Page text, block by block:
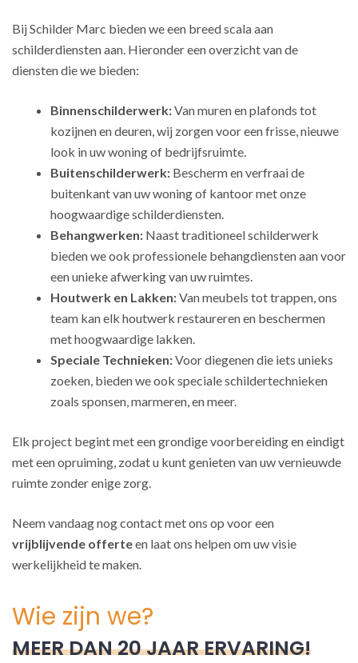
Bij Schilder Marc bieden we een breed scala aan
schilderdiensten aan. Hieronder een overzicht van de
diensten die we bieden:
Binnenschilderwerk:Van muren en plafonds tot
kozijnen en deuren, wij zorgen voor een frisse, nieuwe
look in uw woning of bedrijfsruimte.
Buitenschilderwerk: Bescherm en verfraai de
buitenkant van uw woning of kantoor met onze
hoogwaardige schilderdiensten.
Behangwerken: Naast traditioneel schilderwerk
bieden we ook professionele behangdiensten aan voor
een unieke afwerking van uw ruimtes.
Houtwerk en Lakken:Van meubels tot trappen, ons
team kan elk houtwerk restaureren en beschermen
met hoogwaardige lakken.
Speciale Technieken:Voor diegenen die iets unieks
zoeken, bieden we ook speciale schildertechnieken
zoals sponsen, marmeren, en meer.
Elk project begint met een grondige voorbereiding en eindigt
met een opruiming, zodat u kunt genieten van uw vernieuwde
ruimte zonder enige zorg.
Neem vandaag nog contact met ons op voor een
vrijblijvende offerteen laat ons helpen om uw visie
werkelijkheid te maken.
Wie zijn we?
MEER DAN 20 JAAR ERVARING!